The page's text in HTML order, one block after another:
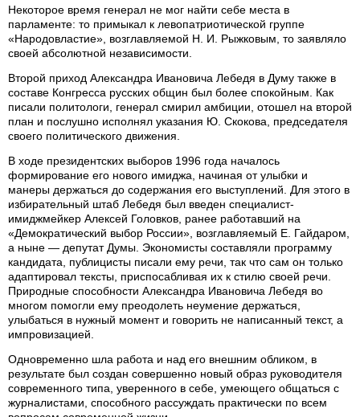
Некоторое время генерал не мог найти себе места в
парламенте: то примыкал к левопатриотической группе
«Народовластие», возглавляемой Н. И. Рыжковым, то заявляло
своей абсолютной независимости.
Второй приход Александра Ивановича Лебедя в Думу также в
составе Конгресса русских общин был более спокойным. Как
писали политологи, генерал смирил амбиции, отошел на второй
план и послушно исполнял указания Ю. Скокова, председателя
своего политического движения.
В ходе президентских выборов 1996 года началось
формирование его нового имиджа, начиная от улыбки и
манеры держаться до содержания его выступлений. Для этого в
избирательный штаб Лебедя был введен специалист-
имиджмейкер Алексей Головков, ранее работавший на
«Демократический выбор России», возглавляемый Е. Гайдаром,
а ныне — депутат Думы. Экономисты составляли программу
кандидата, публицисты писали ему речи, так что сам он только
адаптировал тексты, приспосабливая их к стилю своей речи.
Природные способности Александра Ивановича Лебедя во
многом помогли ему преодолеть неумение держаться,
улыбаться в нужный момент и говорить не написанный текст, а
импровизацией.
Одновременно шла работа и над его внешним обликом, в
результате был создан совершенно новый образ руководителя
современного типа, уверенного в себе, умеющего общаться с
журналистами, способного рассуждать практически по всем